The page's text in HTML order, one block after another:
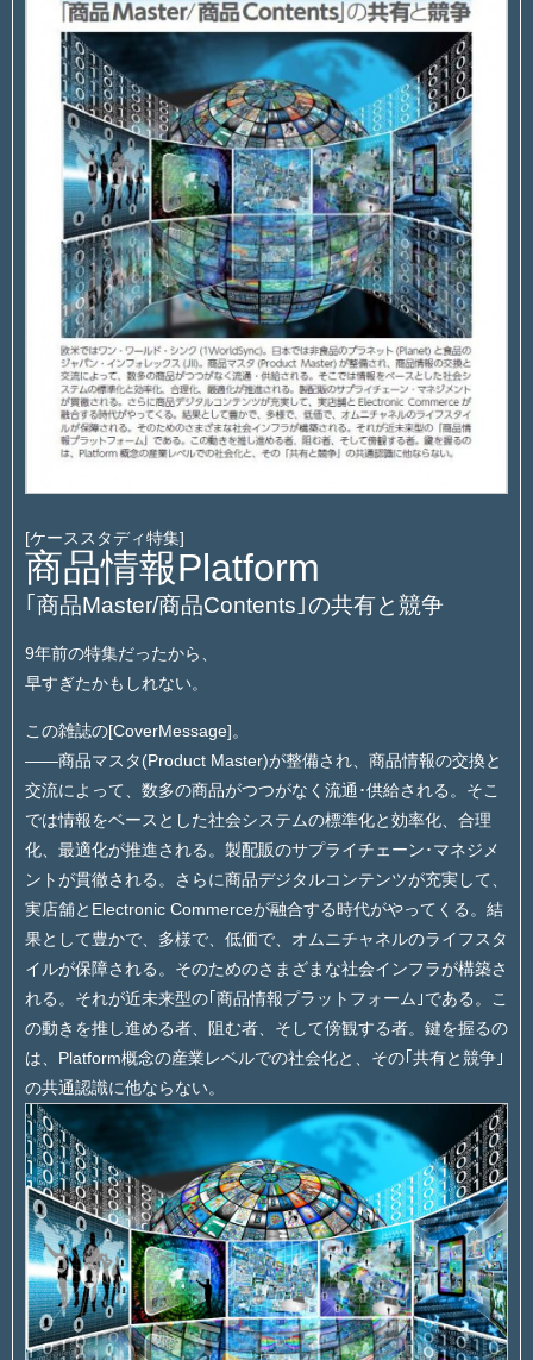
[ケーススタディ特集]
商品情報Platform
｢商品Master/商品Contents｣の共有と競争
9年前の特集だったから、
早すぎたかもしれない。
この雑誌の[CoverMessage]。
――商品マスタ(Product Master)が整備され、商品情報の交換と
交流によって、数多の商品がつつがなく流通･供給される。そこ
では情報をベースとした社会システムの標準化と効率化、合理
化、最適化が推進される。製配販のサプライチェーン･マネジメ
ントが貫徹される。さらに商品デジタルコンテンツが充実して、
実店舗とElectronic Commerceが融合する時代がやってくる。結
果として豊かで、多様で、低価で、オムニチャネルのライフスタ
イルが保障される。そのためのさまざまな社会インフラが構築さ
れる。それが近未来型の｢商品情報プラットフォーム｣である。こ
の動きを推し進める者、阻む者、そして傍観する者。鍵を握るの
は、Platform概念の産業レベルでの社会化と、その｢共有と競争｣
の共通認識に他ならない。